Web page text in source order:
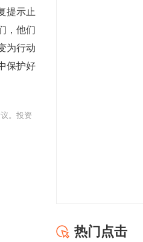
提示止
，他们
为行动
保护好
。投资
热门点击